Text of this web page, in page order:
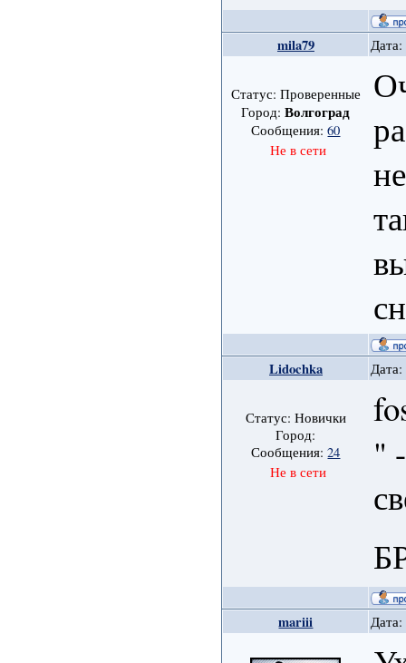
mila79
Статус: Проверенные
Город:Волгоград
Сообщения:60
Не в сети
Lidochka
Статус: Новички
Город:
Сообщения:24
Не в сети
"
mariii